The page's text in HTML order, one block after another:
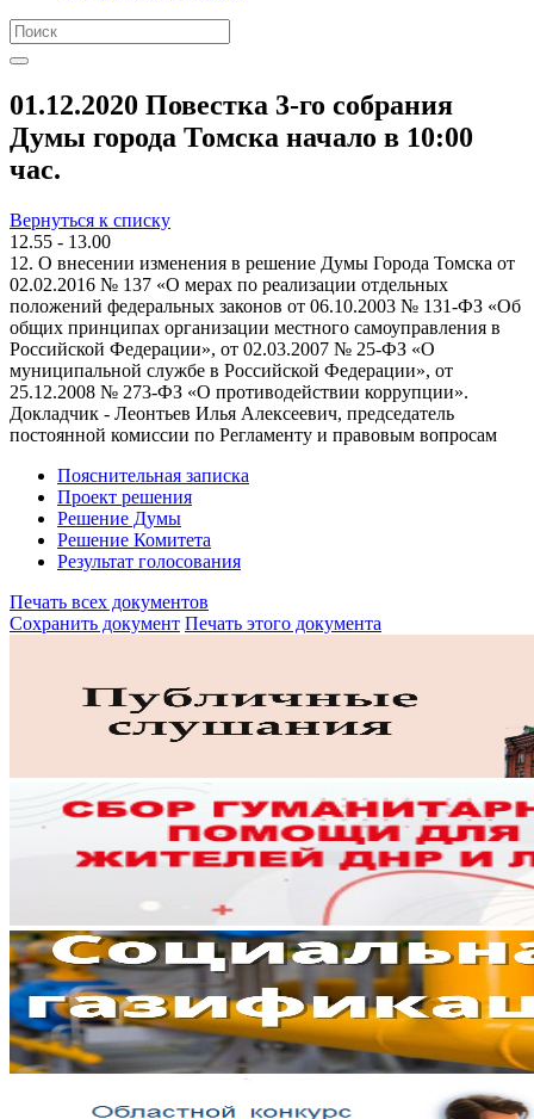
01.12.2020 Повестка 3-го собрания
Думы города Томска начало в 10:00
час.
Вернуться к списку
12.55 - 13.00
12. О внесении изменения в решение Думы Города Томска от
02.02.2016 № 137 «О мерах по реализации отдельных
положений федеральных законов от 06.10.2003 № 131-ФЗ «Об
общих принципах организации местного самоуправления в
Российской Федерации», от 02.03.2007 № 25-ФЗ «О
муниципальной службе в Российской Федерации», от
25.12.2008 № 273-ФЗ «О противодействии коррупции».
Докладчик - Леонтьев Илья Алексеевич, председатель
постоянной комиссии по Регламенту и правовым вопросам
Пояснительная записка
Проект решения
Решение Думы
Решение Комитета
Результат голосования
Печать всех документов
Сохранить документ Печать этого документа